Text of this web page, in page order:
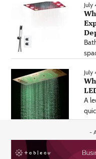
July
July
A
-